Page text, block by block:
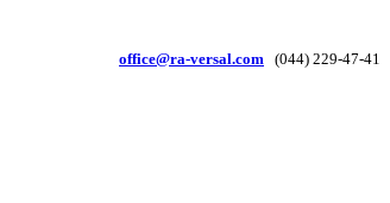
office@ra-versal.com (044) 229-47-41